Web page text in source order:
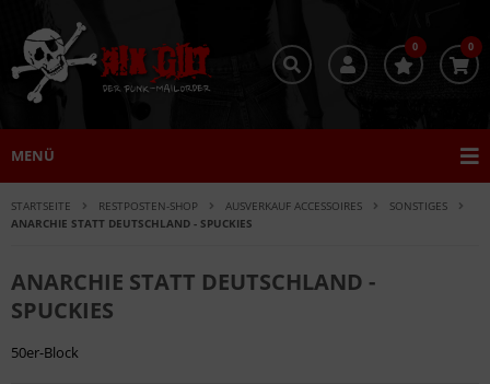
0 0
MENÜ
STARTSEITE RESTPOSTEN-SHOP AUSVERKAUF ACCESSOIRES
SONSTIGES
ANARCHIE STATT DEUTSCHLAND - SPUCKIES
ANARCHIE STATT DEUTSCHLAND -
SPUCKIES
50er-Block